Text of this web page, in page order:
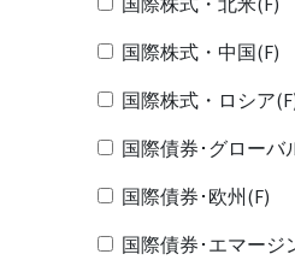
国際株式・中国(F)
国際株式・ロシア
国際債券･グローバ
国際債券･欧州(F)
国際債券･エマージ